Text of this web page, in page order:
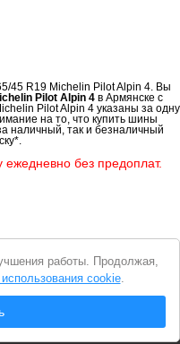
45 R19 Michelin Pilot Alpin 4. Вы
Pilot Alpin 4 в Армянске с
Pilot Alpin 4 указаны за одну
на то, что купить шины
наличный, так и безналичный
без предоплат.
справочный характер и не
работы. Продолжая,
cookie.